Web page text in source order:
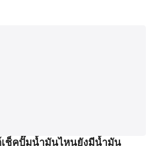
เช็คปั๊มน้ำมันไหนยังมีน้ำมัน